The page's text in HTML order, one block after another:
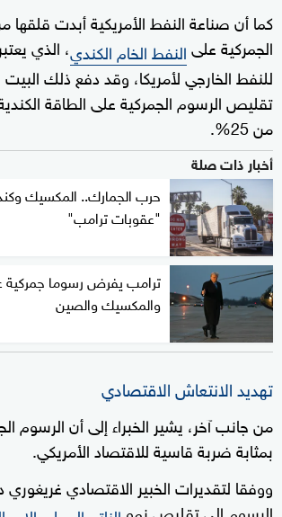
كما أن صناعة النفط الأمريكية أبدت قلقها
الجمركية علىالنفط الخام الكندي، الذي
للنفط الخارجي لأمريكا، وقد دفع ذلك
من 25%.
أخبار ذات صلة
حرب الجمارك.. المكسيك
"عقوبات ترامب"
ترامب يفرض رسوما جمركية
والمكسيك والصين
تهديد الانتعاش الاقتصادي
من جانب آخر، يشير الخبراء إلى أن الرسوم
بمثابة ضربة قاسية للاقتصاد الأمريكي.
ووفقا لتقديرات الخبير الاقتصادي
الرسوم إلى تقليص نمو